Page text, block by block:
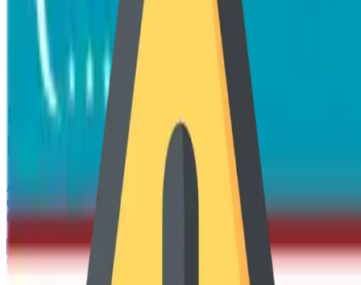
Mashxur o’qituvchilar
kurslari
Akam sizga DTM testlari, imtihon materiallari va
universitet tanlash jarayonida yordam beradi.
Rivojlanishingizni biz bilan boshlang!